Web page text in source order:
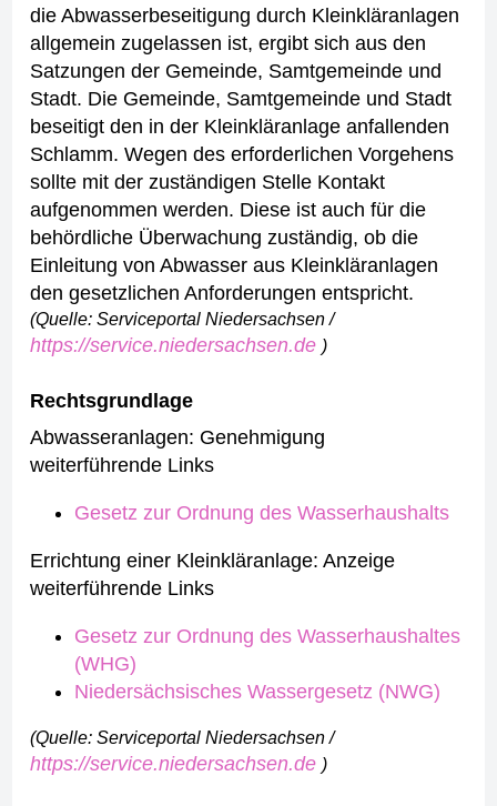
die Abwasserbeseitigung durch Kleinkläranlagen
allgemein zugelassen ist, ergibt sich aus den
Satzungen der Gemeinde, Samtgemeinde und
Stadt. Die Gemeinde, Samtgemeinde und Stadt
beseitigt den in der Kleinkläranlage anfallenden
Schlamm. Wegen des erforderlichen Vorgehens
sollte mit der zuständigen Stelle Kontakt
aufgenommen werden. Diese ist auch für die
behördliche Überwachung zuständig, ob die
Einleitung von Abwasser aus Kleinkläranlagen
den gesetzlichen Anforderungen entspricht.
(Quelle: Serviceportal Niedersachsen /
https://service.niedersachsen.de )
Rechtsgrundlage
Abwasseranlagen: Genehmigung
weiterführende Links
Gesetz zur Ordnung des Wasserhaushalts
Errichtung einer Kleinkläranlage: Anzeige
weiterführende Links
Gesetz zur Ordnung des Wasserhaushaltes
(WHG)
Niedersächsisches Wassergesetz (NWG)
(Quelle: Serviceportal Niedersachsen /
https://service.niedersachsen.de )